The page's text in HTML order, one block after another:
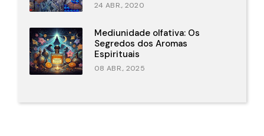
24 ABR., 2020
Mediunidade olfativa: Os
Segredos dos Aromas
Espirituais
08 ABR., 2025